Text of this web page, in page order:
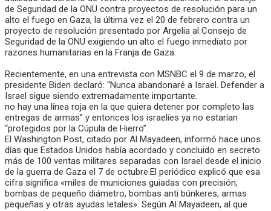
de Seguridad de la ONU contra proyectos de resolución para un
alto el fuego en Gaza, la última vez el 20 de febrero contra un
proyecto de resolución presentado por Argelia al Consejo de
Seguridad de la ONU exigiendo un alto el fuego inmediato por
razones humanitarias en la Franja de Gaza.
Recientemente, en una entrevista con MSNBC el 9 de marzo, el
presidente Biden declaró: “Nunca abandonaré a Israel. Defender a
Israel sigue siendo extremadamente importante.
no hay una línea roja en la que quiera detener por completo las
entregas de armas” y entonces los israelíes ya no estarían
“protegidos por la Cúpula de Hierro”.
El Washington Post, citado por Al Mayadeen, informó hace unos
días que Estados Unidos había acordado y concluido en secreto
más de 100 ventas militares separadas con Israel desde el inicio
de la guerra de Gaza el 7 de octubre.El periódico explicó que esa
cifra significa «miles de municiones guiadas con precisión,
bombas de pequeño diámetro, bombas anti búnkeres, armas
pequeñas y otras ayudas letales». Según Al Mayadeen, al que